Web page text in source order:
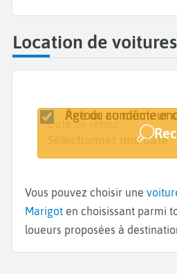
Location de
Lieu de retrait
Date de retrait
Sélectionner une date
Date de retour
Sélectionner une date
Retour au même
Âge du conducteur
Vous pouvez choisir une
Marigot en choisissant parmi
loueurs proposées à